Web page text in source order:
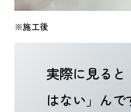
※施工後
実際に見る
はない」んで